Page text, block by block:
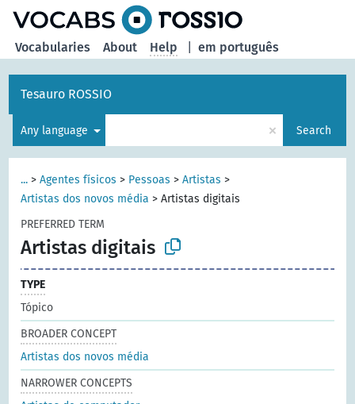
em português
Vocabularies About Help
Tesauro ROSSIO
Any language × Search
... >Agentes físicos > Pessoas >Artistas >
Artistas dos novos média >Artistas digitais
PREFERRED TERM
Artistas digitais
TYPE
Tópico
BROADER CONCEPT
Artistas dos novos média
NARROWER CONCEPTS